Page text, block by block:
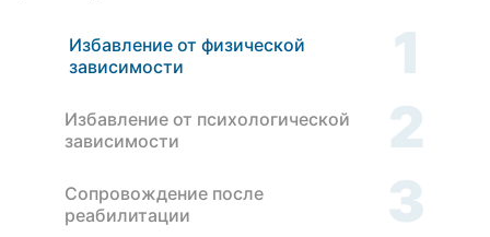
Избавление от физической
зависимости
1
Избавление от психологической
зависимости
2
Сопровождение после
реабилитации
3